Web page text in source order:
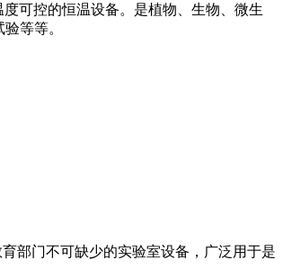
设备。是植物、生物、微生
等等。
部门不可缺少的实验室设备，广泛用于是